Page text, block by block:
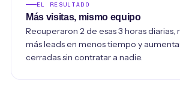
EL RESULTADO
Más visitas, mismo equipo
Recuperaron 2 de esas 3 horas diarias,
más leads en menos tiempo y
cerradas sin contratar a nadie.